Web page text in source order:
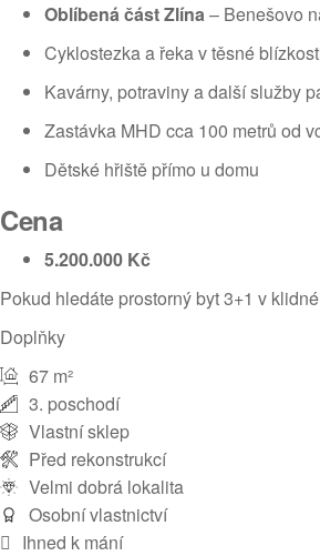
Oblíbená část Zlína– Benešovo
Cyklostezka a řeka v těsné
Kavárny, potraviny a další služby
Zastávka MHD cca 100 metrů od
Dětské hřiště přímo u domu
Cena
5.200.000 Kč
Pokud hledáte prostorný byt 3+1 v
Doplňky
67 m²
3. poschodí
Vlastní sklep
Před rekonstrukcí
Velmi dobrá lokalita
Osobní vlastnictví
Ihned k mání